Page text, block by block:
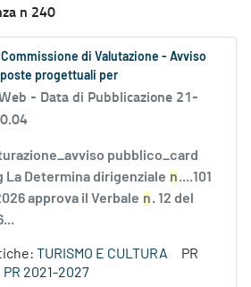
n 240
Commissione di Valutazione - Avviso
progettuali per
- Data di Pubblicazione 21-
pubblico_card
La Determina dirigenziale n....101
approva il Verbale n. 12 del
TURISMO E CULTURA
PR
PR 2021-2027